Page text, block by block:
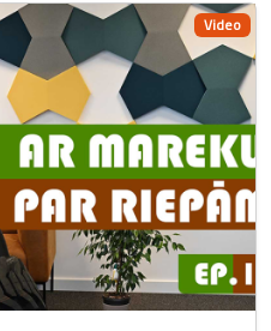
Video